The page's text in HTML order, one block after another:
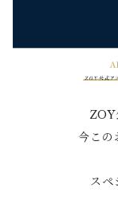
ZOY
今この
スペ